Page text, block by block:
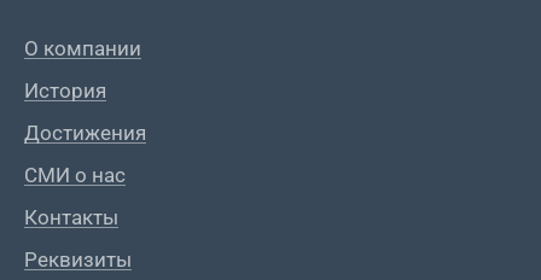
О компании
История
Достижения
СМИ о нас
Контакты
Реквизиты